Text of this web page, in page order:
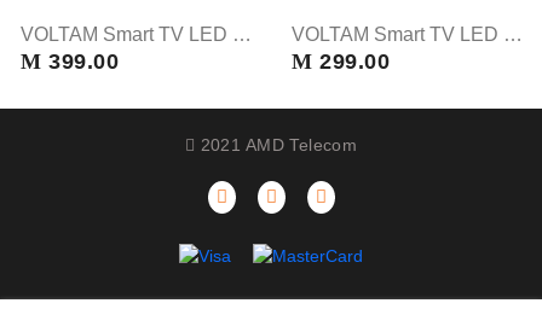
VOLTAM Smart TV LED 43'' BLACK
M 399.00
VOLTAM Smart TV LED 32 BLACK
M 299.00
2021 AMD Telecom